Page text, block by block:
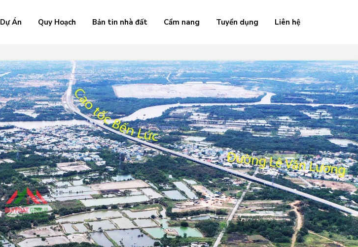
Dự Án Quy Hoạch Bản tin nhà đất Cẩm nang Tuyển dụng Liên hệ